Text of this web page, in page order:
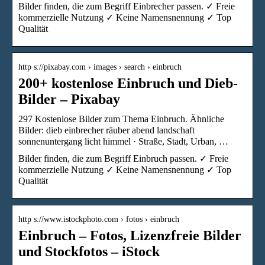
Bilder finden, die zum Begriff Einbrecher passen. ✓ Freie
kommerzielle Nutzung ✓ Keine Namensnennung ✓ Top
Qualität
http s://pixabay.com › images › search › einbruch
200+ kostenlose Einbruch und Dieb-
Bilder – Pixabay
297 Kostenlose Bilder zum Thema Einbruch. Ähnliche
Bilder: dieb einbrecher räuber abend landschaft
sonnenuntergang licht himmel · Straße, Stadt, Urban, …
Bilder finden, die zum Begriff Einbruch passen. ✓ Freie
kommerzielle Nutzung ✓ Keine Namensnennung ✓ Top
Qualität
http s://www.istockphoto.com › fotos › einbruch
Einbruch – Fotos, Lizenzfreie Bilder
und Stockfotos – iStock